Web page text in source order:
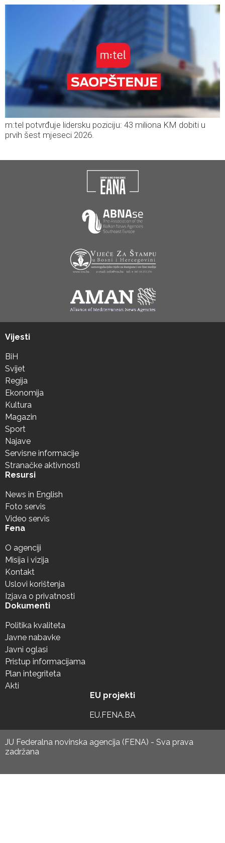
m:tel potvrđuje lidersku poziciju: 43 miliona KM dobiti u
prvih šest mjeseci 2026.
Vijesti
BiH
Svijet
Regija
Ekonomija
Kultura
Magazin
Sport
Najave
Servisne informacije
Stranačke aktivnosti
Resursi
News in English
Foto servis
Video servis
Fena
O agenciji
Misija i vizija
Kontakt
Uslovi korištenja
Izjava o privatnosti
Dokumenti
Politika kvaliteta
Javne nabavke
Javni oglasi
Pristup informacijama
Plan integriteta
Akti
EU projekti
EU.FENA.BA
JU Federalna novinska agencija (FENA) - Sva prava
zadržana